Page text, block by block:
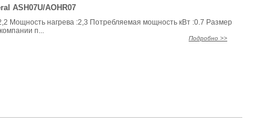
ASH07U/AOHR07
Мощность нагрева :2,3 Потребляемая мощность кВт :0.7 Размер
п...
Подробно >>